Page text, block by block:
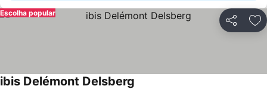
Partilhar
Escolha popular
ibis Delémont Delsberg